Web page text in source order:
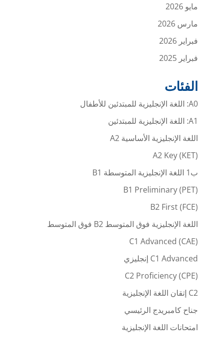
مايو 2026
مارس 2026
فبراير 2026
فبراير 2025
الفئات
A0: اللغة الإنجليزية للمبتدئين للأطفال
A1: اللغة الإنجليزية للمبتدئين
اللغة الإنجليزية الأساسية A2
A2 Key (KET)
ب1 اللغة الإنجليزية المتوسطة B1
B1 Preliminary (PET)
B2 First (FCE)
اللغة الإنجليزية فوق المتوسط B2 فوق المتوسط
C1 Advanced (CAE)
C1 Advanced إنجليزي
C2 Proficiency (CPE)
C2 إتقان اللغة الإنجليزية
جناح كامبريدج الرئيسي
امتحانات اللغة الإنجليزية